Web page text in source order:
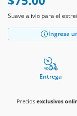
Suave alivio para el
Ingresa
Entrega
Precios exclusivos